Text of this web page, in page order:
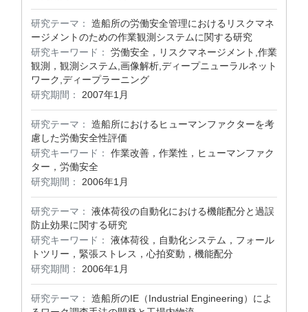
研究テーマ：
造船所の労働安全管理におけるリスクマネ
ージメントのための作業観測システムに関する研究
研究キーワード：
労働安全，リスクマネージメント,作業
観測，観測システム,画像解析,ディープニューラルネット
ワーク,ディープラーニング
研究期間：
2007年1月
研究テーマ：
造船所におけるヒューマンファクターを考
慮した労働安全性評価
研究キーワード：
作業改善，作業性，ヒューマンファク
ター，労働安全
研究期間：
2006年1月
研究テーマ：
液体荷役の自動化における機能配分と過誤
防止効果に関する研究
研究キーワード：
液体荷役，自動化システム，フォール
トツリー，緊張ストレス，心拍変動，機能配分
研究期間：
2006年1月
研究テーマ：
造船所のIE（Industrial Engineering）によ